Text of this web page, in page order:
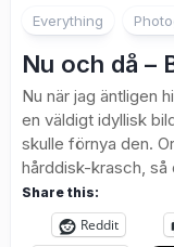
Everything
Nu och då –
Nu när jag äntligen
en väldigt idyllisk
skulle förnya den.
hårddisk-krasch,
Share this:
Reddit